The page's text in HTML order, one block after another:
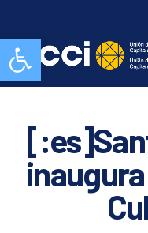
Abrir barra de